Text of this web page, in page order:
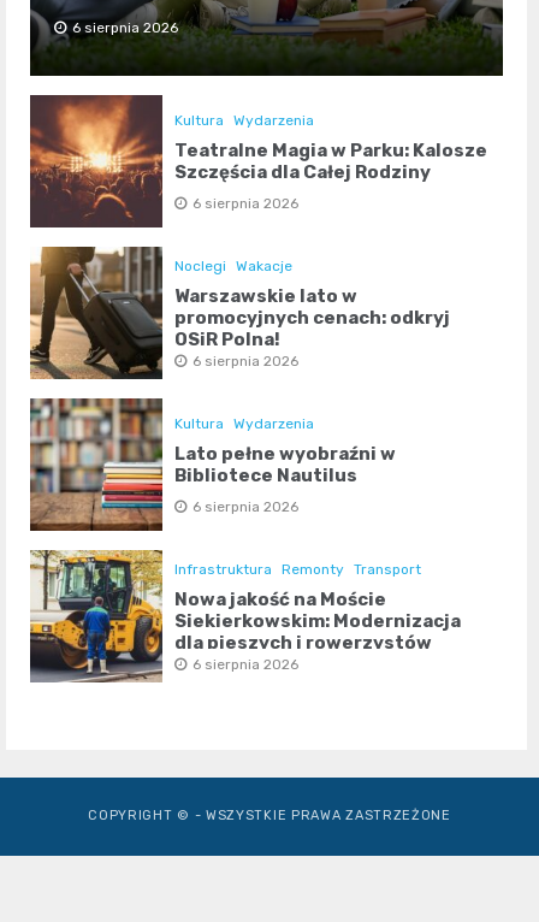
6 sierpnia 2026
Kultura Wydarzenia
Teatralne Magia w Parku: Kalosze
Szczęścia dla Całej Rodziny
6 sierpnia 2026
Noclegi Wakacje
Warszawskie lato w
promocyjnych cenach: odkryj
OSiR Polna!
6 sierpnia 2026
Kultura Wydarzenia
Lato pełne wyobraźni w
Bibliotece Nautilus
6 sierpnia 2026
Infrastruktura Remonty Transport
Nowa jakość na Moście
Siekierkowskim: Modernizacja
dla pieszych i rowerzystów
6 sierpnia 2026
COPYRIGHT © - WSZYSTKIE PRAWA ZASTRZEŻONE